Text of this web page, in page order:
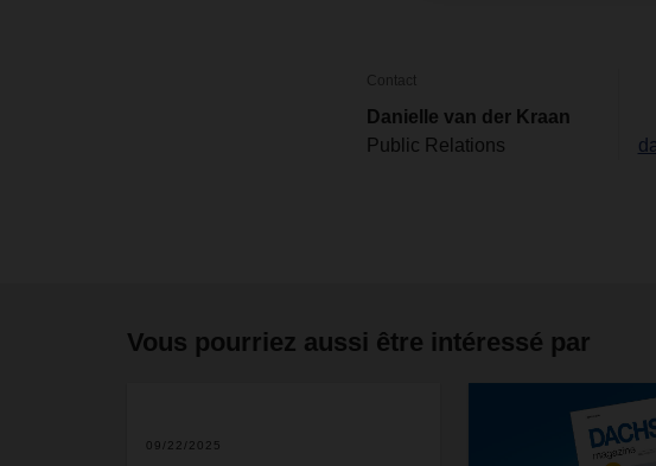
Contact
Danielle van der Kraan
Public Relations
Vous pourriez aussi être intéressé par
09/22/2025